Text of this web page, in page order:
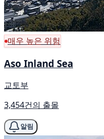
매우 높은 위험
Aso Inland Sea
교토부
3,454건의 출몰
알림